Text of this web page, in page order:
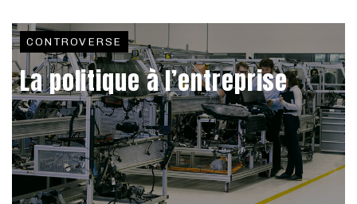
CONTROVERSE
La politique à l’entreprise